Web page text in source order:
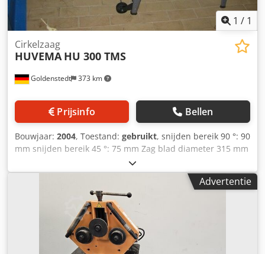
1 / 1
Goldenstedt 373 km
Cirkelzaag
HUVEMA HU 300 TMS
Prijsinfo Bellen
Bouwjaar: 2004, Toestand: gebruikt, snijden bereik 90 °: 90
mm snijden bereik 45 °: 75 mm Zag blad diameter 315 mm
Tabel Afmetingen 800 x 500/400 mm Blade zag 30 mm
machine gewicht ab. 45 kg afmetingen 850 x 600 x 430 mm
Advertentie